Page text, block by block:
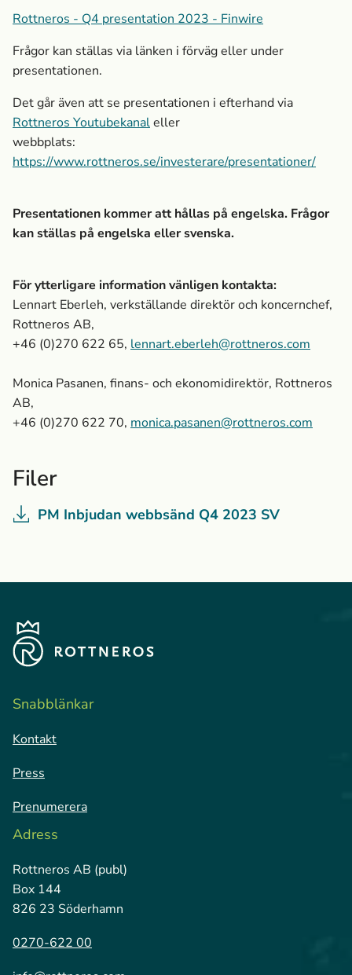
Rottneros - Q4 presentation 2023 - Finwire
Frågor kan ställas via länken i förväg eller under
presentationen.
Det går även att se presentationen i efterhand via
Rottneros Youtubekanaleller
webbplats:
https://www.rottneros.se/investerare/presentationer/
Presentationen kommer att hållas på engelska. Frågor
kan ställas på engelska eller svenska.
För ytterligare information vänligen kontakta:
Lennart Eberleh, verkställande direktör och koncernchef,
Rottneros AB,
+46 (0)270 622 65, lennart.eberleh@rottneros.com
Monica Pasanen, finans- och ekonomidirektör, Rottneros
AB,
+46 (0)270 622 70, monica.pasanen@rottneros.com
Filer
PM Inbjudan webbsänd Q4 2023 SV
Snabblänkar
Kontakt
Press
Prenumerera
Adress
Rottneros AB (publ)
Box 144
826 23 Söderhamn
0270-622 00